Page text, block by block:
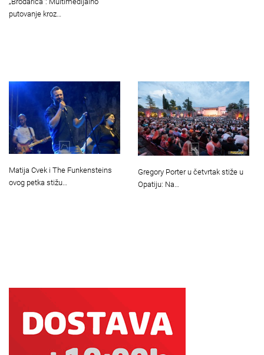
putovanje kroz…
Matija Cvek i The Funkensteins
ovog petka stižu…
Gregory Porter u četvrtak stiže u
Opatiju: Na…